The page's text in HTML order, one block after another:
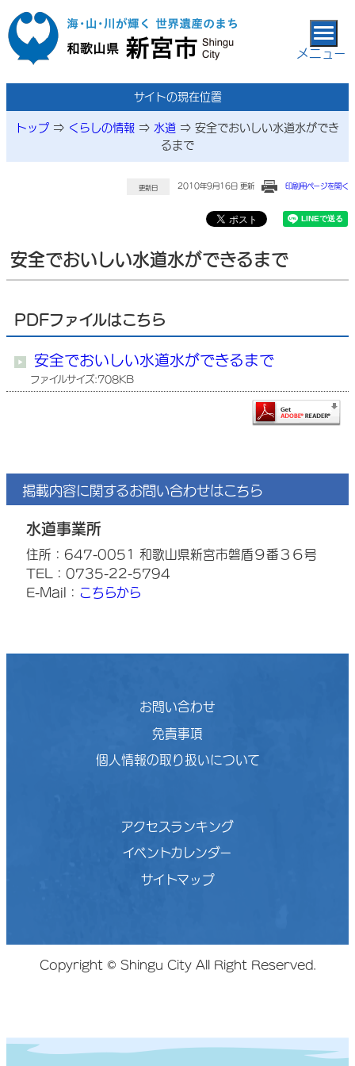
本文へ移動
メニュー
サイトの現在位置
トップ ⇒ くらしの情報 ⇒ 水道 ⇒ 安全でおいしい水道水ができ
るまで
更新日 2010年9月16日 更新 印刷用ページを開く
安全でおいしい水道水ができるまで
PDFファイルはこちら
安全でおいしい水道水ができるまで
ファイルサイズ:708KB
掲載内容に関するお問い合わせはこちら
水道事業所
住所：647-0051 和歌山県新宮市磐盾９番３６号
TEL：0735-22-5794
E-Mail： こちらから
お問い合わせ
免責事項
個人情報の取り扱いについて
アクセスランキング
イベントカレンダー
サイトマップ
Copyright © Shingu City All Right Reserved.